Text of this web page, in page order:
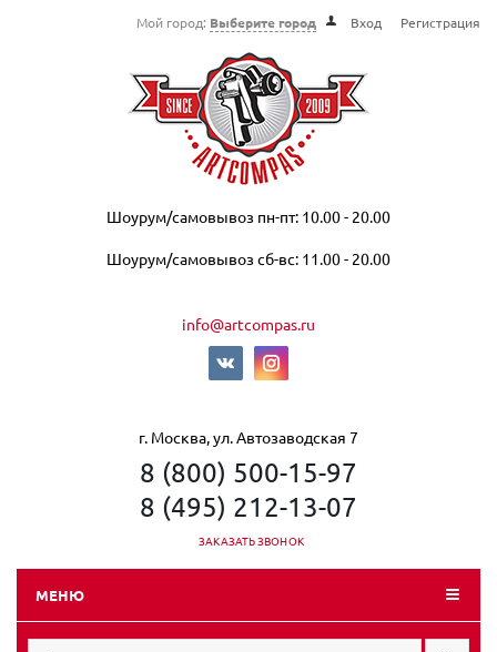
Мой город: Выберите город Вход Регистрация
Шоурум/самовывоз пн-пт: 10.00 - 20.00
Шоурум/самовывоз сб-вс: 11.00 - 20.00
info@artcompas.ru
г. Москва, ул. Автозаводская 7
8 (800) 500-15-97
8 (495) 212-13-07
ЗАКАЗАТЬ ЗВОНОК
МЕНЮ